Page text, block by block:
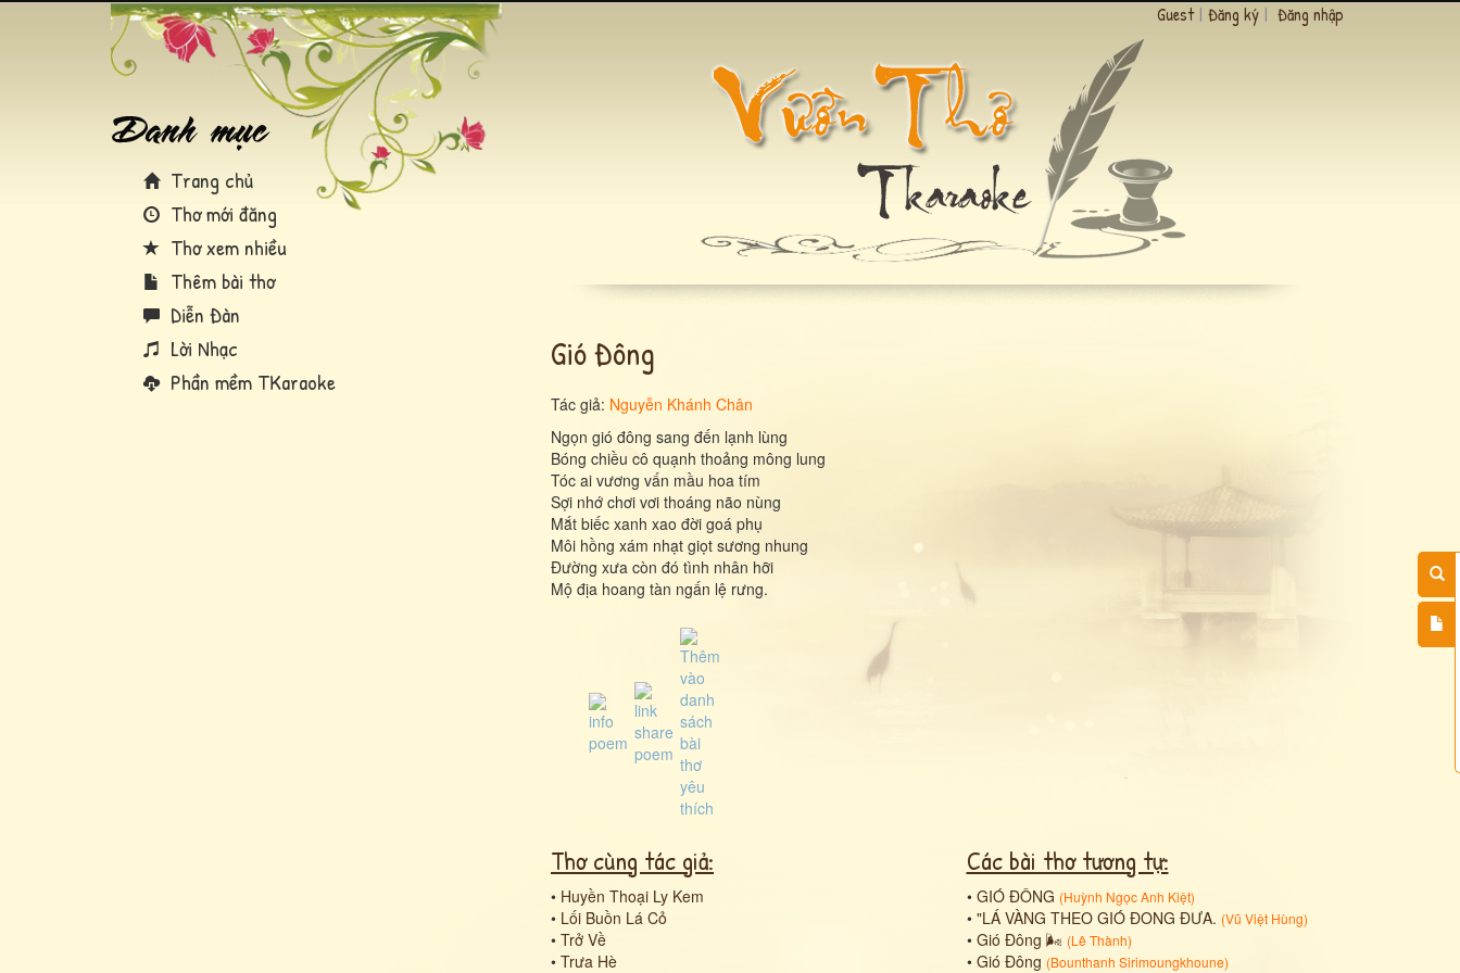
Trang chủ
Thơ mới đăng
Thơ xem nhiều
Thêm bài thơ
Diễn Đàn
Lời Nhạc
Phần mềm TKaraoke
Guest | Đăng ký | Đăng nhập
Gió Đông
Tác giả: Nguyễn Khánh Chân
Ngọn gió đông sang đến lạnh lùng
Bóng chiều cô quạnh thoảng mông lung
Tóc ai vương vấn mầu hoa tím
Sợi nhớ chơi vơi thoáng não nùng
Mắt biếc xanh xao đời goá phụ
Môi hồng xám nhạt giọt sương nhung
Đường xưa còn đó tình nhân hỡi
Mộ địa hoang tàn ngấn lệ rưng.
Thơ cùng tác giả:
• Huyền Thoại Ly Kem
• Lối Buồn Lá Cỏ
• Trở Về
• Trưa Hè
Các bài thơ tương tự:
• GIÓ ĐÔNG (Huỳnh Ngọc Anh Kiệt)
• "LÁ VÀNG THEO GIÓ ĐONG ĐƯA. (Vũ Việt Hùng)
• Gió Đông 🌬 (Lê Thành)
• Gió Đông (Bounthanh Sirimoungkhoune)